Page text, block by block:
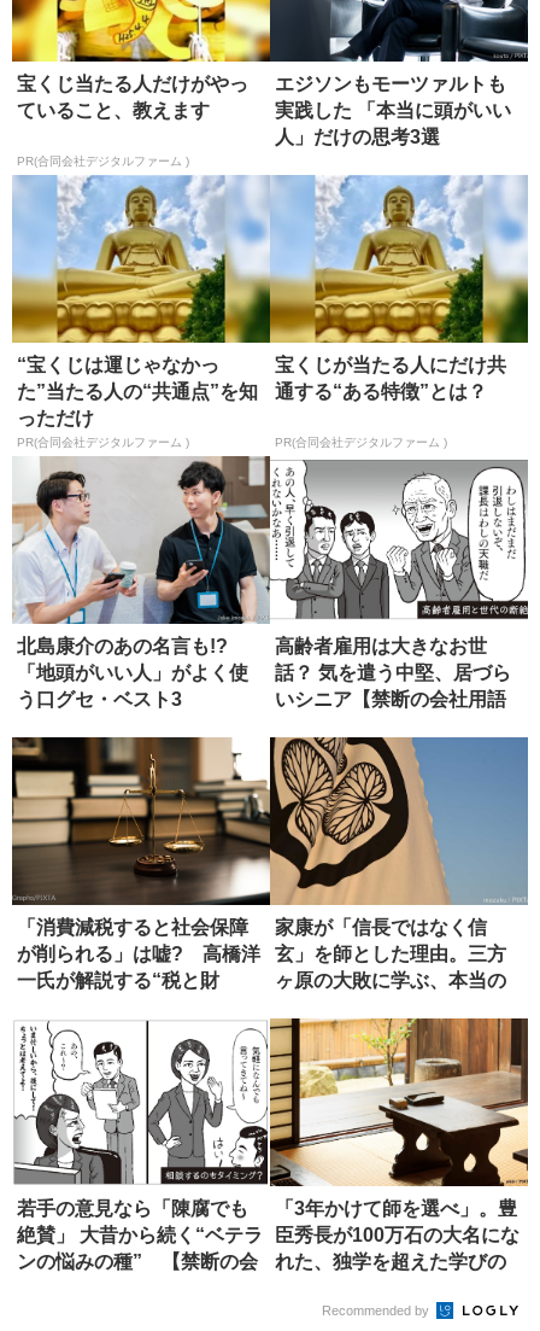
宝くじ当たる人だけがやっ
ていること、教えます
PR(合同会社デジタルファーム )
エジソンもモーツァルトも
実践した 「本当に頭がいい
人」だけの思考3選
“宝くじは運じゃなかっ
た”当たる人の“共通点”を知
っただけ
PR(合同会社デジタルファーム )
宝くじが当たる人にだけ共
通する“ある特徴”とは？
PR(合同会社デジタルファーム )
北島康介のあの名言も!?
「地頭がいい人」がよく使
う口グセ・ベスト3
高齢者雇用は大きなお世
話？ 気を遣う中堅、居づら
いシニア【禁断の会社用語
「消費減税すると社会保障
が削られる」は嘘? 高橋洋
一氏が解説する“税と財
家康が「信長ではなく信
玄」を師とした理由。三方
ヶ原の大敗に学ぶ、本当の
若手の意見なら「陳腐でも
絶賛」 大昔から続く“ベテラ
ンの悩みの種” 【禁断の会
「3年かけて師を選べ」。豊
臣秀長が100万石の大名にな
れた、独学を超えた学びの
Recommended by